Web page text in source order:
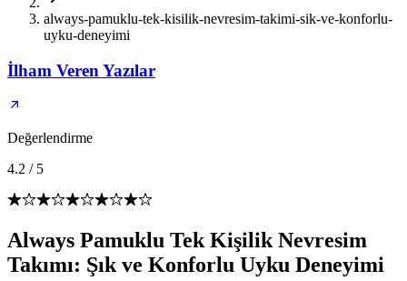
always-pamuklu-tek-kisilik-nevresim-takimi-sik-ve-konforlu-
uyku-deneyimi
İlham Veren Yazılar
Değerlendirme
4.2 / 5
Always Pamuklu Tek Kişilik Nevresim
Takımı: Şık ve Konforlu Uyku Deneyimi